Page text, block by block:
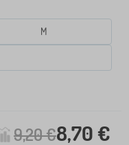
M
9,20 €8,70 €